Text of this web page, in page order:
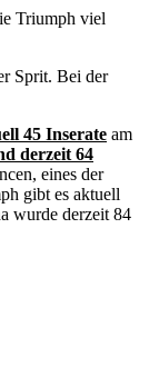
Triumph viel
Sprit. Bei der
45 Inserate am
derzeit 64
eines der
gibt es aktuell
wurde derzeit 84